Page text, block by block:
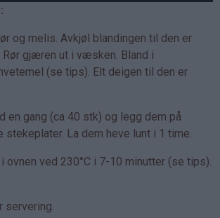
og melis. Avkjøl blandingen til den er
Rør gjæren ut i væsken. Bland i
(se tips). Elt deigen til den er
en gang (ca 40 stk) og legg dem på
stekeplater. La dem heve lunt i 1 time.
ovnen ved 230°C i 7-10 minutter (se tips).